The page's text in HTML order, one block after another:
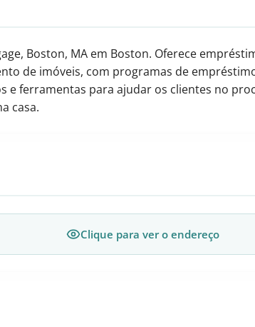
Boston, MA em Boston. Oferece
de imóveis, com programas de
e ferramentas para ajudar os clientes no
casa.
Clique para ver o endereço